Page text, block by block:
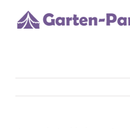
content